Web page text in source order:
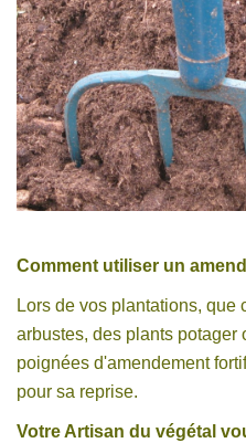
Comment utiliser un
Lors de vos plantations, que
arbustes, des plants potager
poignées d'amendement
pour sa reprise.
Votre Artisan du végétal